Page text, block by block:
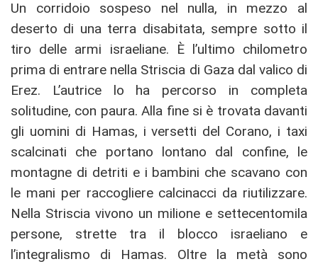
Un corridoio sospeso nel nulla, in mezzo al
deserto di una terra disabitata, sempre sotto il
tiro delle armi israeliane. È l’ultimo chilometro
prima di entrare nella Striscia di Gaza dal valico di
Erez. L’autrice lo ha percorso in completa
solitudine, con paura. Alla fine si è trovata davanti
gli uomini di Hamas, i versetti del Corano, i taxi
scalcinati che portano lontano dal confine, le
montagne di detriti e i bambini che scavano con
le mani per raccogliere calcinacci da riutilizzare.
Nella Striscia vivono un milione e settecentomila
persone, strette tra il blocco israeliano e
l’integralismo di Hamas. Oltre la metà sono